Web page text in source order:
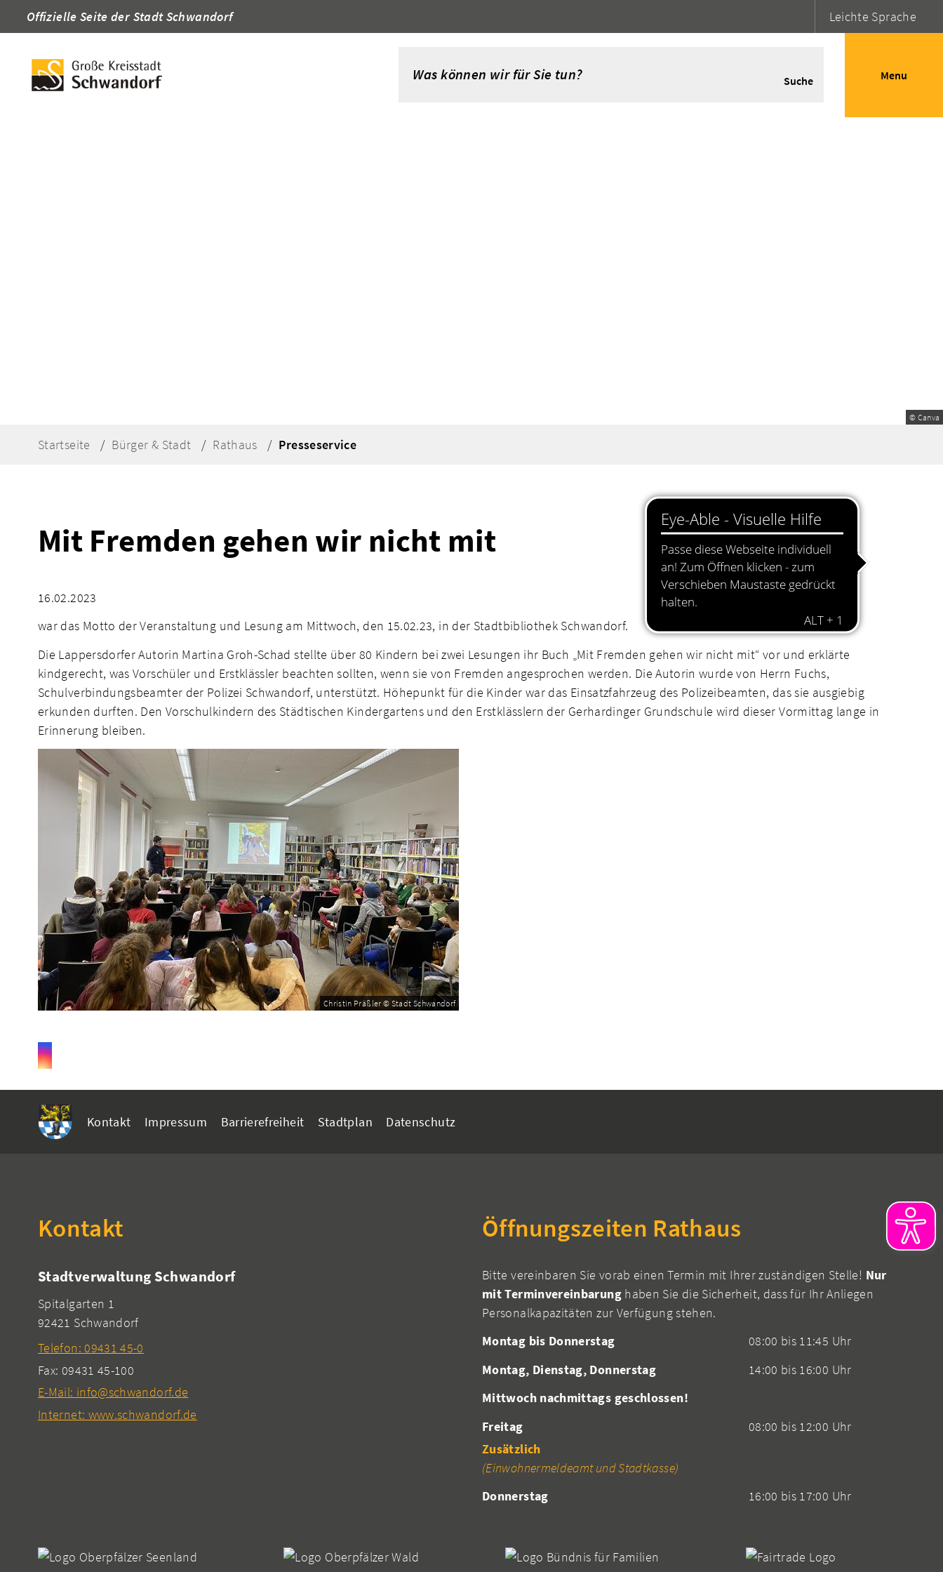
Offizielle Seite der Stadt Schwandorf Leichte Sprache
Suche Menu
© Canva
Startseite Bürger & Stadt Rathaus Presseservice
Mit Fremden gehen wir nicht mit
16.02.2023
war das Motto der Veranstaltung und Lesung am Mittwoch, den 15.02.23, in der Stadtbibliothek Schwandorf.
Die Lappersdorfer Autorin Martina Groh-Schad stellte über 80 Kindern bei zwei Lesungen ihr Buch „Mit Fremden gehen wir nicht mit“ vor und erklärte
kindgerecht, was Vorschüler und Erstklässler beachten sollten, wenn sie von Fremden angesprochen werden. Die Autorin wurde von Herrn Fuchs,
Schulverbindungsbeamter der Polizei Schwandorf, unterstützt. Höhepunkt für die Kinder war das Einsatzfahrzeug des Polizeibeamten, das sie ausgiebig
erkunden durften. Den Vorschulkindern des Städtischen Kindergartens und den Erstklässlern der Gerhardinger Grundschule wird dieser Vormittag lange in
Erinnerung bleiben.
Christin Präßler © Stadt Schwandorf
Kontakt Impressum Barrierefreiheit Stadtplan Datenschutz
Kontakt
Stadtverwaltung Schwandorf
Spitalgarten 1
92421 Schwandorf
Telefon: 09431 45-0
Fax: 09431 45-100
E-Mail: info@schwandorf.de
Internet: www.schwandorf.de
Öffnungszeiten Rathaus
Bitte vereinbaren Sie vorab einen Termin mit Ihrer zuständigen Stelle! Nur
mit Terminvereinbarunghaben Sie die Sicherheit, dass für Ihr Anliegen
Personalkapazitäten zur Verfügung stehen.
Montag bis Donnerstag
Montag, Dienstag, Donnerstag
Mittwoch nachmittags geschlossen!
08:00 bis 11:45 Uhr
14:00 bis 16:00 Uhr
Freitag
08:00 bis 12:00 Uhr
Zusätzlich
(Einwohnermeldeamt und Stadtkasse)
Donnerstag
16:00 bis 17:00 Uhr